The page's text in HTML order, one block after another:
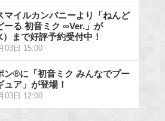
マイルカンパニーより「ねんど
ーる 初音ミク ∞Ver.」が
）まで好評予約受付中！
03日 15:00
ン®に「初音ミク みんなでプー
ュア」が登場！
03日 12:00